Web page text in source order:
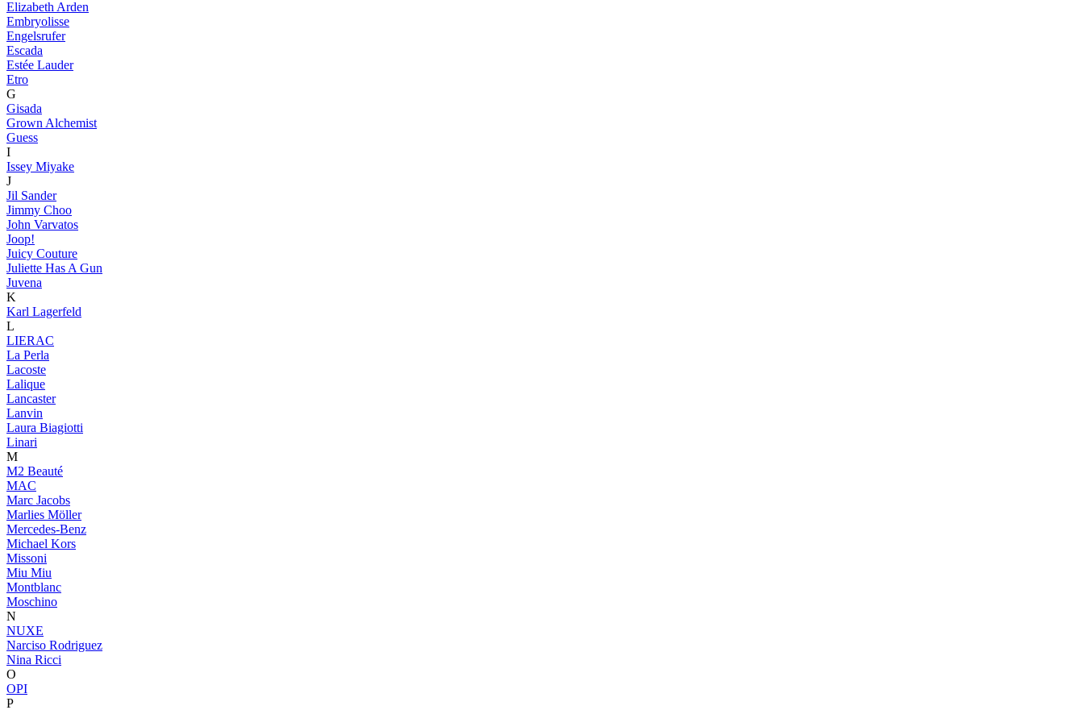
Elizabeth Arden
Embryolisse
Engelsrufer
Escada
Estée Lauder
Etro
G
Gisada
Grown Alchemist
Guess
I
Issey Miyake
J
Jil Sander
Jimmy Choo
John Varvatos
Joop!
Juicy Couture
Juliette Has A Gun
Juvena
K
Karl Lagerfeld
L
LIERAC
La Perla
Lacoste
Lalique
Lancaster
Lanvin
Laura Biagiotti
Linari
M
M2 Beauté
MAC
Marc Jacobs
Marlies Möller
Mercedes-Benz
Michael Kors
Missoni
Miu Miu
Montblanc
Moschino
N
NUXE
Narciso Rodriguez
Nina Ricci
O
OPI
P